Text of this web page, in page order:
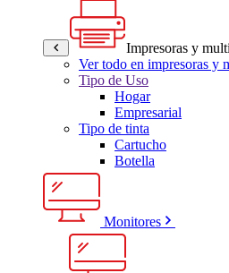
Impresoras y
Ver todo en impresoras y
Tipo de Uso
Hogar
Empresarial
Tipo de tinta
Cartucho
Botella
Monitores